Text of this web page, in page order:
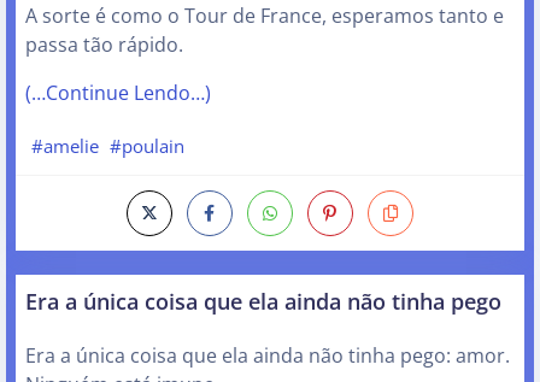
A sorte é como o Tour de France, esperamos tanto e
passa tão rápido.
(…Continue Lendo…)
#amelie #poulain
Era a única coisa que ela ainda não tinha pego
Era a única coisa que ela ainda não tinha pego: amor.